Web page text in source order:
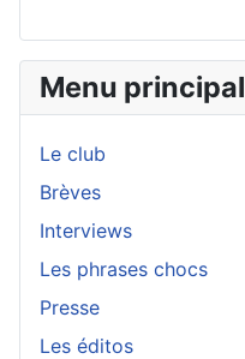
Menu principal
Le club
Brèves
Interviews
Les phrases chocs
Presse
Les éditos